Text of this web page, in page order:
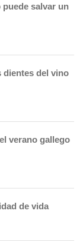
salvar un
dientes del vino
verano gallego
de vida